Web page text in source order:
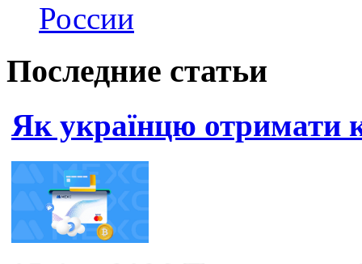
России
Последние статьи
Як українцю отримати